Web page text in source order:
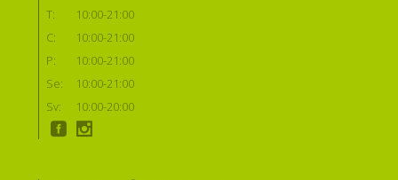
T:
10:00-21:00
C:
10:00-21:00
P:
10:00-21:00
Se:
10:00-21:00
Sv:
10:00-20:00